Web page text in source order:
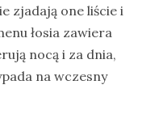
zjadają one liście i
łosia zawiera
nocą i za dnia,
na wczesny